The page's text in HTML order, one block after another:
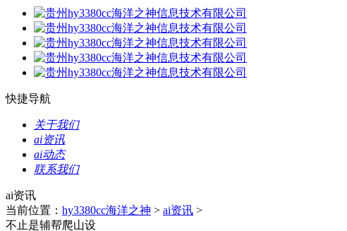
快捷导航
关于我们
ai资讯
ai动态
联系我们
ai资讯
当前位置： hy3380cc海洋之神 > ai资讯 >
不止是辅帮爬山设